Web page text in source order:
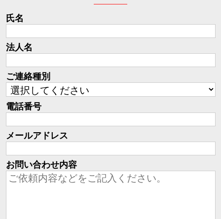
氏名
法人名
ご連絡種別
電話番号
メールアドレス
お問い合わせ内容